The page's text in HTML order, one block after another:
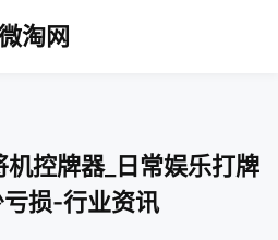
淘网
控牌器_日常娱乐打牌
损-行业资讯